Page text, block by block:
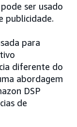
ser usado
publicidade.
para
diferente do
abordagem
DSP
de